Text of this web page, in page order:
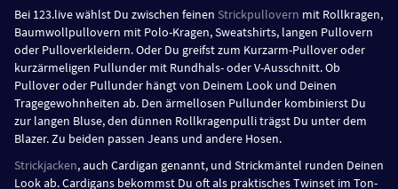
Bei 123.live wählst Du zwischen feinen Strickpullovern mit Rollkragen,
Baumwollpullovern mit Polo-Kragen, Sweatshirts, langen Pullovern
oder Pulloverkleidern. Oder Du greifst zum Kurzarm-Pullover oder
kurzärmeligen Pullunder mit Rundhals- oder V-Ausschnitt. Ob
Pullover oder Pullunder hängt von Deinem Look und Deinen
Tragegewohnheiten ab. Den ärmellosen Pullunder kombinierst Du
zur langen Bluse, den dünnen Rollkragenpulli trägst Du unter dem
Blazer. Zu beiden passen Jeans und andere Hosen.
Strickjacken, auch Cardigan genannt, und Strickmäntel runden Deinen
Look ab. Cardigans bekommst Du oft als praktisches Twinset im Ton-